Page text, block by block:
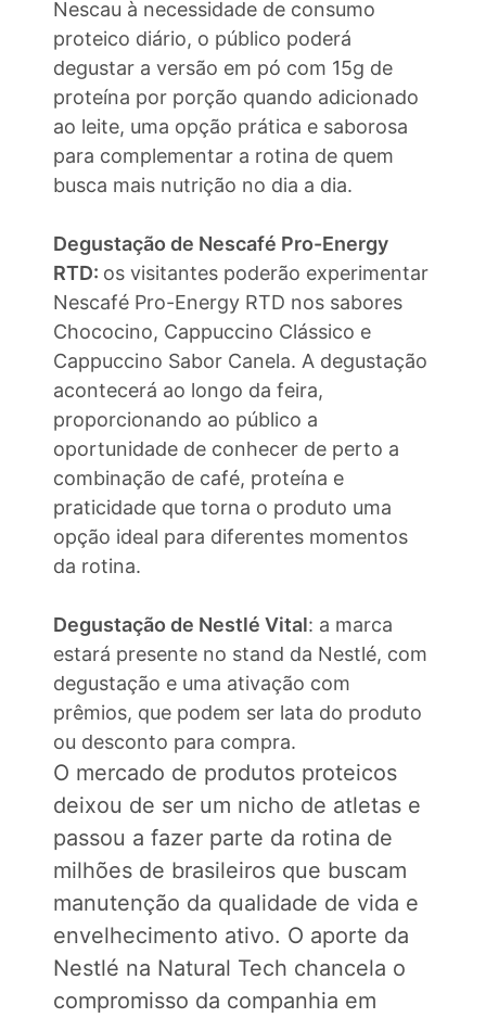
Nescau à necessidade de consumo
proteico diário, o público poderá
degustar a versão em pó com 15g de
proteína por porção quando adicionado
ao leite, uma opção prática e saborosa
para complementar a rotina de quem
busca mais nutrição no dia a dia.
Degustação de Nescafé Pro-Energy
RTD: os visitantes poderão experimentar
Nescafé Pro-Energy RTD nos sabores
Chococino, Cappuccino Clássico e
Cappuccino Sabor Canela. A degustação
acontecerá ao longo da feira,
proporcionando ao público a
oportunidade de conhecer de perto a
combinação de café, proteína e
praticidade que torna o produto uma
opção ideal para diferentes momentos
da rotina.
Degustação de Nestlé Vital: a marca
estará presente no stand da Nestlé, com
degustação e uma ativação com
prêmios, que podem ser lata do produto
ou desconto para compra.
O mercado de produtos proteicos
deixou de ser um nicho de atletas e
passou a fazer parte da rotina de
milhões de brasileiros que buscam
manutenção da qualidade de vida e
envelhecimento ativo. O aporte da
Nestlé na Natural Tech chancela o
compromisso da companhia em